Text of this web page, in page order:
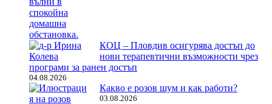
КОЦ – Пловдив осигурява достъп до
нови терапевтични възможности чрез
програми за ранен достъп
04.08.2026
Какво е розов шум и как работи?
03.08.2026